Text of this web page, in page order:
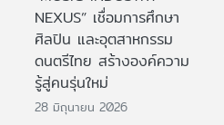
NEXUS” เชื่อมการศึกษา
ศิลปิน และอุตสาหกรรม
ดนตรีไทย สร้างองค์ความ
รู้สู่คนรุ่นใหม่
28 มิถุนายน 2026